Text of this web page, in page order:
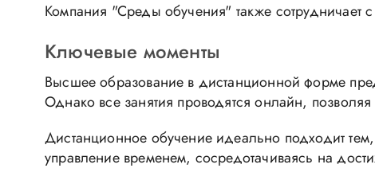
Компания "Среды обучения" также
Ключевые моменты
Высшее образование в дистанционной форме
Однако все занятия проводятся онлайн,
Дистанционное обучение идеально подходит
управление временем, сосредотачиваясь на